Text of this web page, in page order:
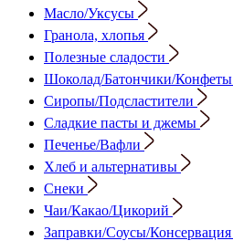
Масло/Уксусы
Гранола, хлопья
Полезные сладости
Шоколад/Батончики/Конфеты
Сиропы/Подсластители
Сладкие пасты и джемы
Печенье/Вафли
Хлеб и альтернативы
Снеки
Чаи/Какао/Цикорий
Заправки/Соусы/Консервация